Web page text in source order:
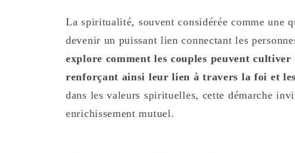
La spiritualité, souvent considérée comme une
devenir un puissant lien connectant les
explore comment les couples peuvent
renforçant ainsi leur lien à travers la foi et les
dans les valeurs spirituelles, cette démarche
enrichissement mutuel.